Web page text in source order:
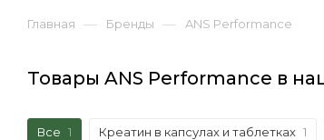
Главная — Бренды — ANS Performance
Товары ANS Performance в
Все 1 Креатин в капсулах и таблетках 1